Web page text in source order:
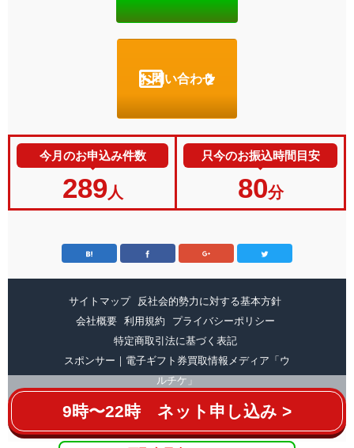
お問い合わせ
今月のお申込み件数
289人
只今のお振込時間目安
80分
サイトマップ
反社会的勢力に対する基本方針
会社概要
利用規約
プライバシーポリシー
特定商取引法に基づく表記
スポンサー｜電子ギフト券買取情報メディア「ウ
ルチケ」
Copyright ©amaprime.net All Rights Reserved.
9時〜22時 ネット申し込み >